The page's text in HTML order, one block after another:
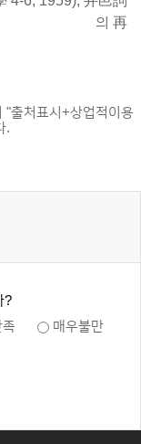
의 再
"출처표시+상업적이용
.
?
매우불만